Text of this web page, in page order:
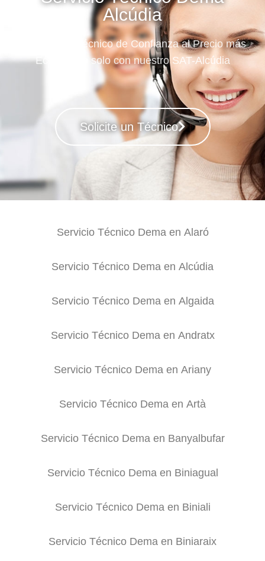
Alcúdia
Su Servicio Técnico de Confianza al Precio más
Económico solo con nuestro SAT-Alcúdia
Solicite un Técnico
Servicio Técnico Dema en Alaró
Servicio Técnico Dema en Alcúdia
Servicio Técnico Dema en Algaida
Servicio Técnico Dema en Andratx
Servicio Técnico Dema en Ariany
Servicio Técnico Dema en Artà
Servicio Técnico Dema en Banyalbufar
Servicio Técnico Dema en Biniagual
Servicio Técnico Dema en Biniali
Servicio Técnico Dema en Biniaraix